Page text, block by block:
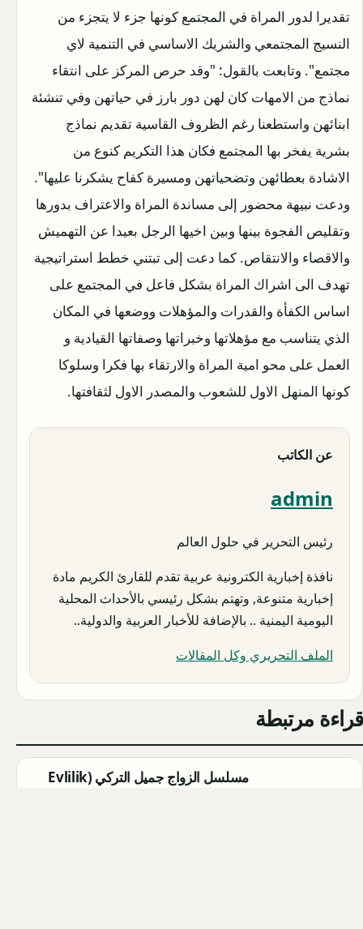
تقديرا لدور المراة في المجتمع كونها جزء لا يتجزء من
النسيج المجتمعي والشريك الاساسي في التنمية لاي
مجتمع". وتابعت بالقول: "وقد حرص المركز على انتقاء
نماذج من الامهات كان لهن دور بارز في حياتهن وفي تنشئة
ابنائهن واستطعنا رغم الظروف القاسية تقديم نماذج
بشرية يفخر بها المجتمع فكان هذا التكريم كنوع من
الاشادة بعطائهن وتضحياتهن ومسيرة كفاح يشكرنا عليها".
ودعت نبيهة محضور إلى مساندة المراة والاعتراف بدورها
وتقليص الفجوة بينها وبين اخيها الرجل بعيدا عن التهميش
والاقصاء والانتقاص. كما دعت إلى تبتني خطط استراتيجية
تهدف الى اشراك المراة بشكل فاعل في المجتمع على
اساس الكفأة والقدرات والمؤهلات ووضعها في المكان
الذي يتناسب مع مؤهلاتها وخبراتها وصفاتها القيادية و
العمل على محو امية المراة والارتقاء بها فكرا وسلوكا
كونها المنهل الاول للشعوب والمصدر الاول لثقافتها.
عن الكاتب
admin
رئيس التحرير في حلول العالم
نافذة إخبارية الكترونية عربية تقدم للقارئ الكريم مادة
إخبارية متنوعة, وتهتم بشكل رئيسي بالأحداث المحلية
اليومية اليمنية .. بالإضافة للأخبار العربية والدولية..
الملف التحريري وكل المقالات
قراءة مرتبطة
مسلسل الزواج جميل التركي (Evlilik